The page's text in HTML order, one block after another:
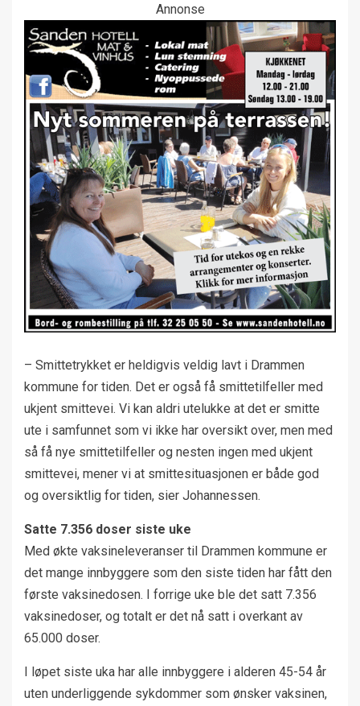
Annonse
– Smittetrykket er heldigvis veldig lavt i Drammen
kommune for tiden. Det er også få smittetilfeller med
ukjent smittevei. Vi kan aldri utelukke at det er smitte
ute i samfunnet som vi ikke har oversikt over, men med
så få nye smittetilfeller og nesten ingen med ukjent
smittevei, mener vi at smittesituasjonen er både god
og oversiktlig for tiden, sier Johannessen.
Satte 7.356 doser siste uke
Med økte vaksineleveranser til Drammen kommune er
det mange innbyggere som den siste tiden har fått den
første vaksinedosen. I forrige uke ble det satt 7.356
vaksinedoser, og totalt er det nå satt i overkant av
65.000 doser.
I løpet siste uka har alle innbyggere i alderen 45-54 år
uten underliggende sykdommer som ønsker vaksinen,